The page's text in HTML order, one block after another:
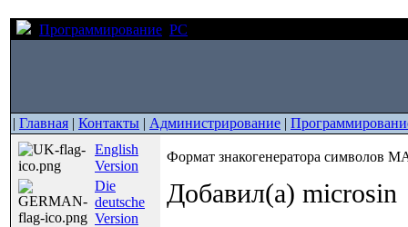
Программирование PC
| Главная | Контакты | Администрирование |
English
Version
Die
deutsche
Version
Формат знакогенератора символов
Добавил(а) microsin